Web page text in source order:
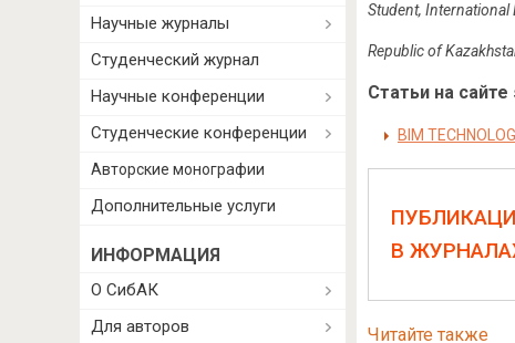
Student, International
Republic of
Статьи на
BIM
В
Читайте также
Научные журналы
Студенческий журнал
Научные конференции
Студенческие конференции
Авторские монографии
Дополнительные услуги
ИНФОРМАЦИЯ
О СибАК
Для авторов